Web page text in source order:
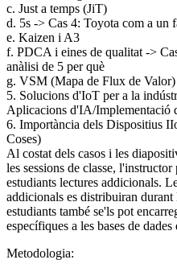
c. Just a temps (JiT)
d. 5s -> Cas 4: Toyota com a un
e. Kaizen i A3
f. PDCA i eines de qualitat ->
anàlisi de 5 per què
g. VSM (Mapa de Flux de
5. Solucions d'IoT per a la
Aplicacions d'IA/Implementació
6. Importància dels Dispositius
Coses)
Al costat dels casos i les
les sessions de classe,
estudiants lectures addicionals.
addicionals es distribuiran durant
estudiants també se'ls pot
específiques a les bases de
Metodologia: